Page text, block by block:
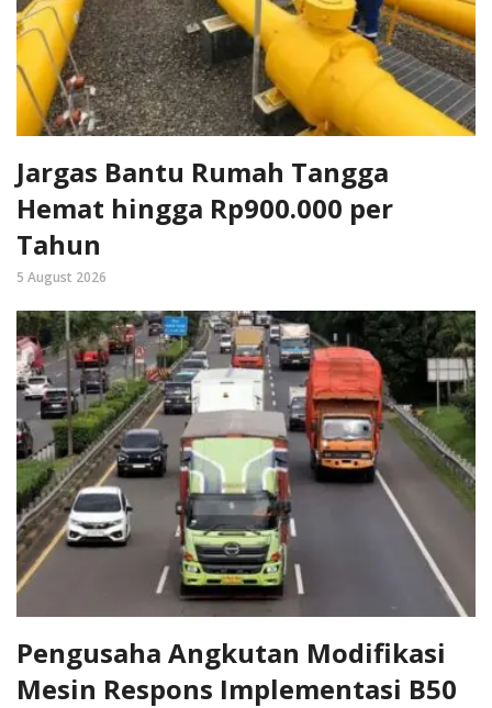
Jargas Bantu Rumah Tangga
Hemat hingga Rp900.000 per
Tahun
5 August 2026
Pengusaha Angkutan Modifikasi
Mesin Respons Implementasi B50